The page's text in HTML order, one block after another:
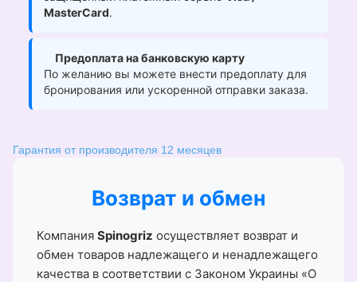
MasterCard.
Предоплата на банковскую карту
По желанию вы можете внести предоплату для
бронирования или ускоренной отправки заказа.
Гарантия от производителя 12 месяцев
Возврат и обмен
Компания Spinogriz осуществляет возврат и
обмен товаров надлежащего и ненадлежащего
качества в соответствии с Законом Украины «О